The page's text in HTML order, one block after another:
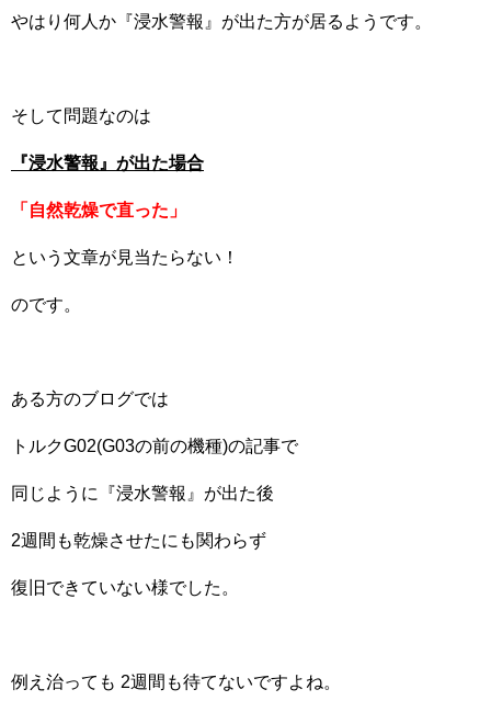
やはり何人か『浸水警報』が出た方が居るようです。
そして問題なのは
『浸水警報』が出た場合
「自然乾燥で直った」
という文章が見当たらない！
のです。
ある方のブログでは
トルクG02(G03の前の機種)の記事で
同じように『浸水警報』が出た後
2週間も乾燥させたにも関わらず
復旧できていない様でした。
例え治っても 2週間も待てないですよね。